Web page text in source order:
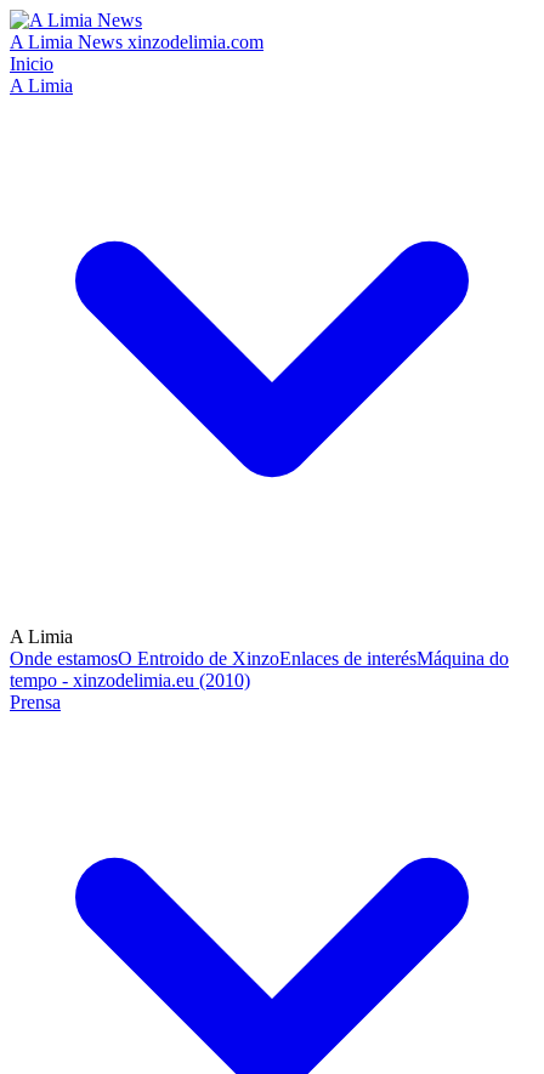
A Limia News xinzodelimia.com
Inicio
A Limia
A Limia
Onde estamosO Entroido de XinzoEnlaces de interésMáquina do
tempo - xinzodelimia.eu (2010)
Prensa